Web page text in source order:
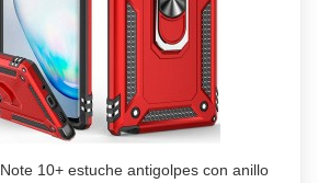
10+ estuche antigolpes con anillo